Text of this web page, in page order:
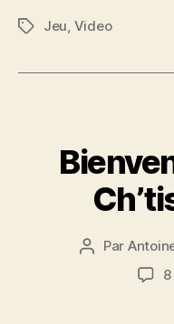
Étiquettes
Jeu Video
Auteur
Par